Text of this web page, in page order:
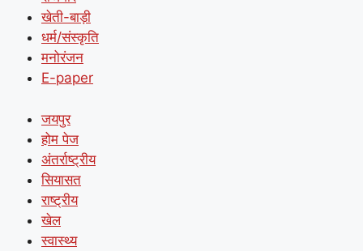
खेती-बाड़ी
धर्म/संस्कृति
मनोरंजन
E-paper
जयपुर
होम पेज
अंतर्राष्ट्रीय
सियासत
राष्ट्रीय
खेल
स्वास्थ्य